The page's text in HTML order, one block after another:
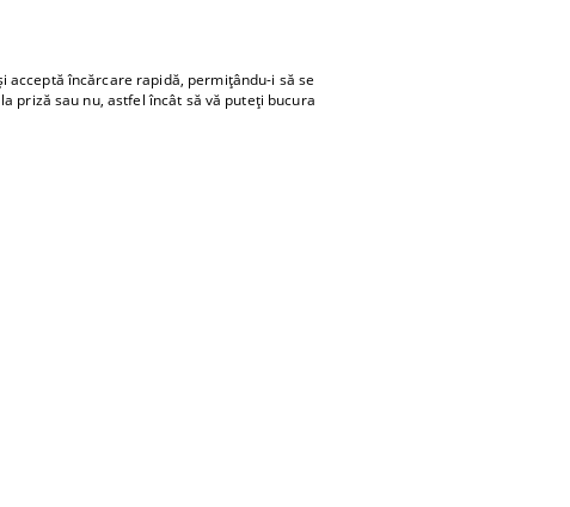
acceptă încărcare rapidă, permițându-i să se
priză sau nu, astfel încât să vă puteți bucura